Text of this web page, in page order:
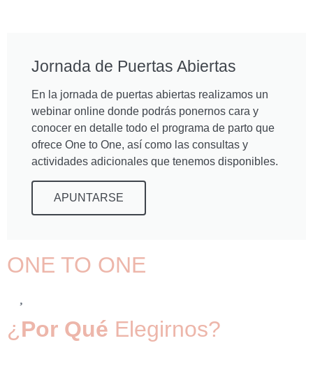
Jornada de Puertas Abiertas
En la jornada de puertas abiertas realizamos un
webinar online donde podrás ponernos cara y
conocer en detalle todo el programa de parto que
ofrece One to One, así como las consultas y
actividades adicionales que tenemos disponibles.
APUNTARSE
ONE TO ONE
¿Por Qué Elegirnos?